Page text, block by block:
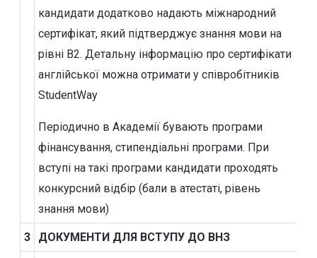
кандидати додатково надають міжнародний
сертифікат, який підтверджує знання мови на
рівні В2. Детальну інформацію про сертифікати
англійської можна отримати у співробітників
StudentWay
Періодично в Академії бувають програми
фінансування, стипендіальні програми. При
вступі на такі програми кандидати проходять
конкурсний відбір (бали в атестаті, рівень
знання мови)
3 ДОКУМЕНТИ ДЛЯ ВСТУПУ ДО ВНЗ